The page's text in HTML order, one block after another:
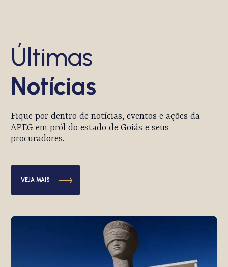
Últimas
Notícias
Fique por dentro de notícias, eventos e ações da
APEG em pról do estado de Goiás e seus
procuradores.
VEJA MAIS